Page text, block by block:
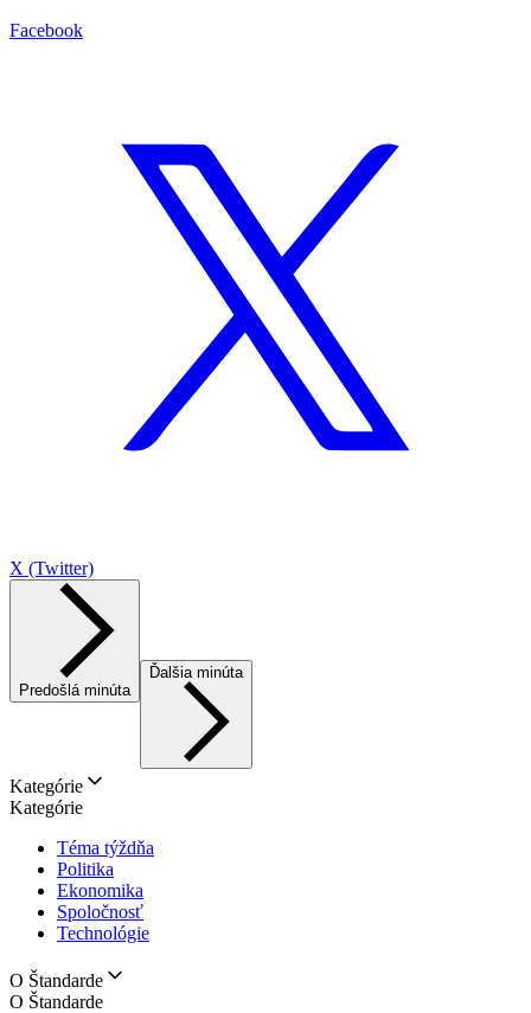
Facebook
X (Twitter)
Predošlá minúta
Ďalšia minúta
Kategórie
Kategórie
Téma týždňa
Politika
Ekonomika
Spoločnosť
Technológie
O Štandarde
O Štandarde